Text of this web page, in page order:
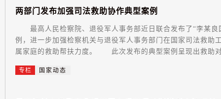
两部门 发布加强司 法救助协作典型案例
最高人民检察院、退役军人事务部近日联合发布了“李某良
例，进一步加强检察机关与退役军人事务部门在国家司法救助
属家庭的救助帮扶力度。 此次发布的典型案例呈现出救助
专栏 国家动态